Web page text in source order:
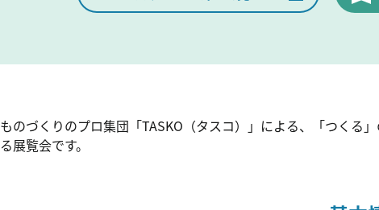
ものづくりのプロ集団「TASKO（タスコ）」による、「つくる
る展覧会です。